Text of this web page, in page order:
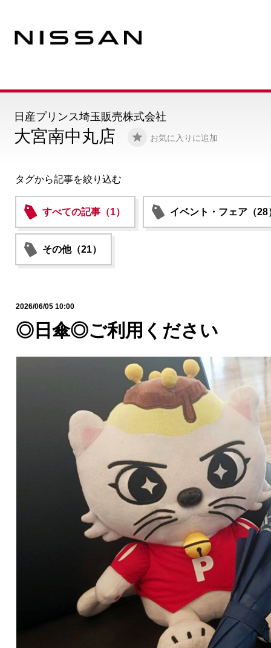
大宮南中丸店 お気に入りに追加
日産プリンス埼玉販売株式会社
タグから記事を絞り込む
すべての記事（1） イベント・フェア（28
その他（21）
2026/06/05 10:00
◎日傘◎ご利用ください